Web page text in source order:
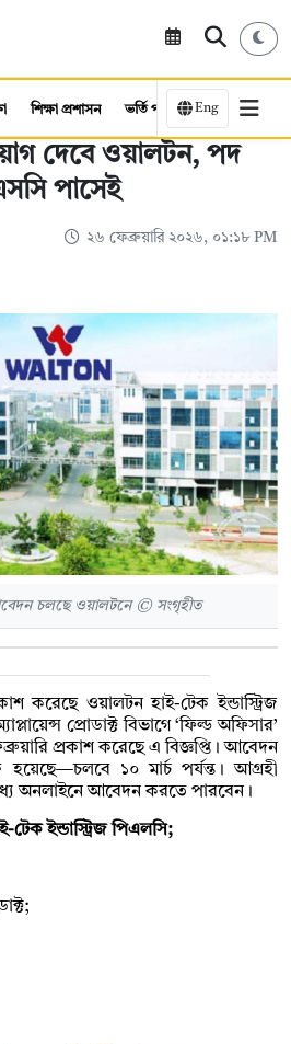
শিক্ষা প্রশাসন ভর্তি পরীক্ষা কর্মসংস্থান
Eng
দেবে ওয়ালটন, পদ
পাসেই
২৬ ফেব্রুয়ারি ২০২৬, ০১:১৮ PM
চলছে ওয়ালটনে © সংগৃহীত
করেছে ওয়ালটন হাই-টেক ইন্ডাস্ট্রিজ
প্রোডাক্ট বিভাগে ‘ফিল্ড অফিসার’
প্রকাশ করেছে এ বিজ্ঞপ্তি। আবেদন
১০ মার্চ পর্যন্ত। আগ্রহী
মধ্যে অনলাইনে আবেদন করতে পারবেন।
টেক ইন্ডাস্ট্রিজ পিএলসি;